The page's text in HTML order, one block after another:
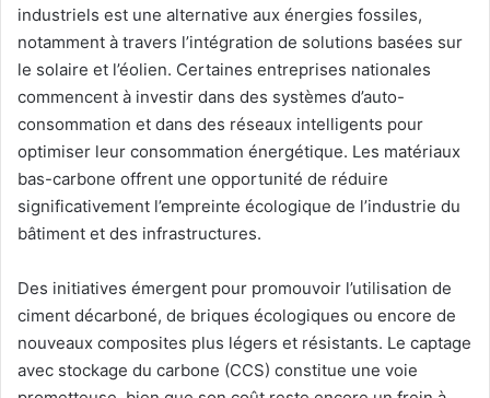
industriels est une alternative aux énergies fossiles,
notamment à travers l’intégration de solutions basées sur
le solaire et l’éolien. Certaines entreprises nationales
commencent à investir dans des systèmes d’auto-
consommation et dans des réseaux intelligents pour
optimiser leur consommation énergétique. Les matériaux
bas-carbone offrent une opportunité de réduire
significativement l’empreinte écologique de l’industrie du
bâtiment et des infrastructures.
Des initiatives émergent pour promouvoir l’utilisation de
ciment décarboné, de briques écologiques ou encore de
nouveaux composites plus légers et résistants. Le captage
avec stockage du carbone (CCS) constitue une voie